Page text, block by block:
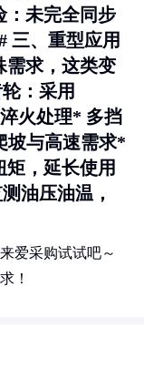
：未完全同步
三、重型应用
需求，这类变
：采用
火处理* 多挡
坡与高速需求*
，延长使用
油压油温，
爱采购试试吧～
！